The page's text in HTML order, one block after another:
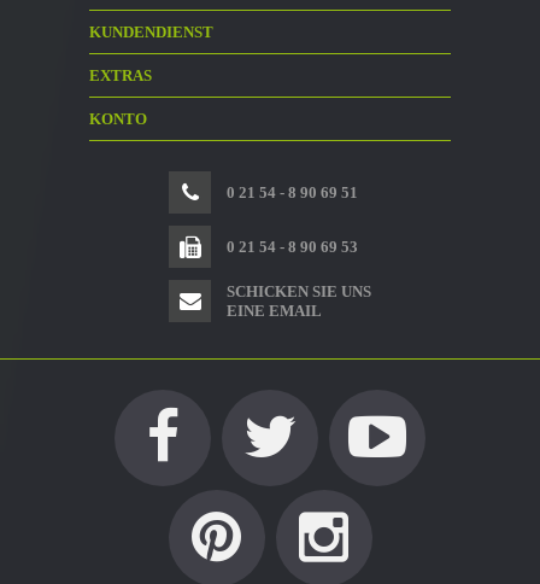
KUNDENDIENST
EXTRAS
KONTO
0 21 54 - 8 90 69 51
0 21 54 - 8 90 69 53
SCHICKEN SIE UNS
EINE EMAIL